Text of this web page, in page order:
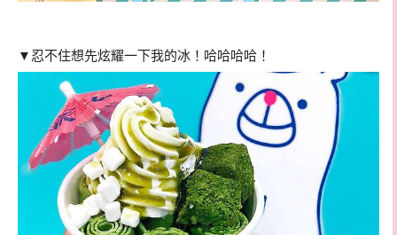
▼忍不住想先炫耀一下我的冰！哈哈哈哈！